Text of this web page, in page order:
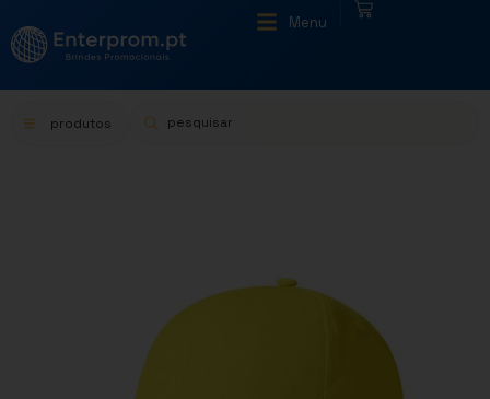
Menu
produtos